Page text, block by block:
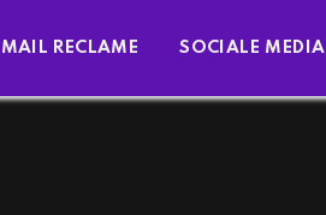
RECLAME SOCIALE MEDIA